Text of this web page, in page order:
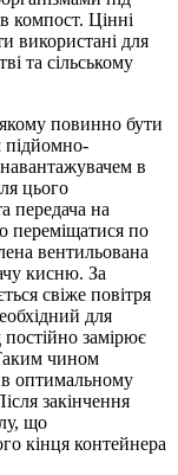
компост. Цінні
використані для
та сільському
повинно бути
підйомно-
в
цього
передача на
переміщатися по
вентильована
кисню. За
свіже повітря
для
замірює
чином
оптимальному
закінчення
що
кінця контейнера